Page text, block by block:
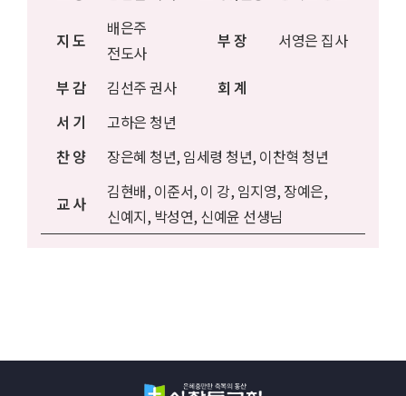
지 도
배은주
전도사
부 장 서영은 집사
부 감 김선주 권사
회 계
서 기
고하은 청년
찬 양
장은혜 청년, 임세령 청년, 이찬혁 청년
교 사
김현배, 이준서, 이 강, 임지영, 장예은,
신예지, 박성연, 신예윤 선생님